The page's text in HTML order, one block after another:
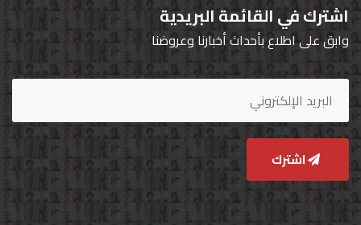
اشترك في القائمة البريدية
وابق على اطلاع بأحداث أخبارنا وعروضنا
اشترك